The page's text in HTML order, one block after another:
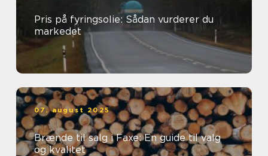
Pris på fyringsolie: Sådan vurderer du
markedet
07. august 2025
Brænde til salg i Faxe: En guide til valg
og kvalitet